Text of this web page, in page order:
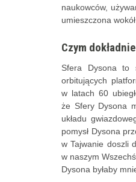
naukowców,
umieszczona
Czym
Sfera Dysona to
orbitujących
w latach 60
że Sfery Dysona
układu
pomysł Dysona
w Tajwanie doszli
w naszym
Dysona byłaby